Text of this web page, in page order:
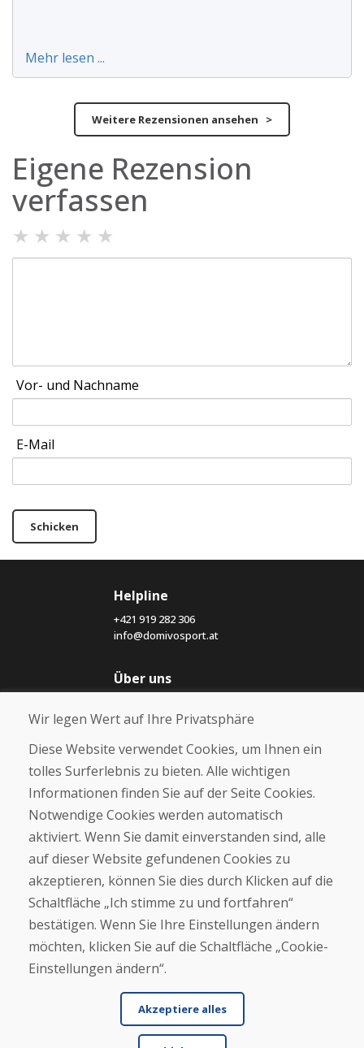
Mehr lesen ...
Weitere Rezensionen ansehen >
Eigene Rezension
verfassen
★ ★ ★ ★ ★
Vor- und Nachname
E-Mail
Schicken
Helpline
+421 919 282 306
info@domivosport.at
Über uns
Über uns
Kontakt
Kaufen
E-Shop
Geschäftsbedingungen
Zahlung
Beschwerde
Rückgabe und Umtausch von Waren
Cookies
Wir legen Wert auf Ihre Privatsphäre
Diese Website verwendet Cookies, um Ihnen ein
tolles Surferlebnis zu bieten. Alle wichtigen
Informationen finden Sie auf der Seite Cookies.
Notwendige Cookies werden automatisch
aktiviert. Wenn Sie damit einverstanden sind, alle
auf dieser Website gefundenen Cookies zu
akzeptieren, können Sie dies durch Klicken auf die
Schaltfläche „Ich stimme zu und fortfahren“
bestätigen. Wenn Sie Ihre Einstellungen ändern
möchten, klicken Sie auf die Schaltfläche „Cookie-
Einstellungen ändern“.
Akzeptiere alles